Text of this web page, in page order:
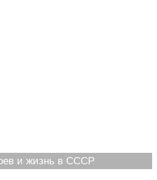
и жизнь в СССР